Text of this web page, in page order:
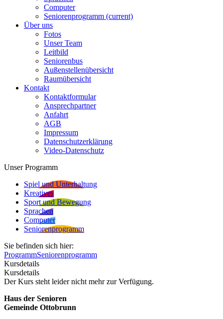
Computer
Seniorenprogramm (current)
Über uns
Fotos
Unser Team
Leitbild
Seniorenbus
Außenstellenübersicht
Raumübersicht
Kontakt
Kontaktformular
Ansprechpartner
Anfahrt
AGB
Impressum
Datenschutzerklärung
Video-Datenschutz
Unser Programm
Spiel und Unterhaltung
Kreatives
Sport und Bewegung
Sprachen
Computer
Seniorenprogramm
Sie befinden sich hier:
ProgrammSeniorenprogramm
Kursdetails
Kursdetails
Der Kurs steht leider nicht mehr zur Verfügung.
Haus der Senioren
Gemeinde Ottobrunn